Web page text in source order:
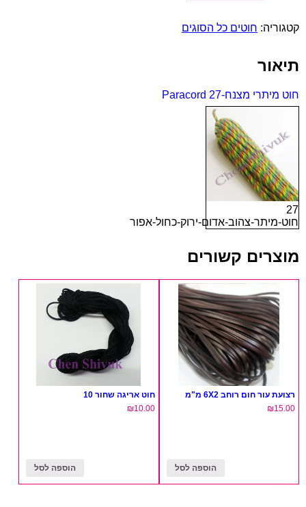
מצנח-27
קטגוריה: חוטים כל הסוגים
תיאור
חוט מיתרי מצנח-27 Paracord
27
חוט-מיתר-צהוב-אדום-ירוק-כחול-אפור
מוצרים קשורים
רצועת עור חום רוחב 6X2 מ"מ
₪15.00
הוספה לסל
חוט אריגה שחור 10
₪10.00
הוספה לסל